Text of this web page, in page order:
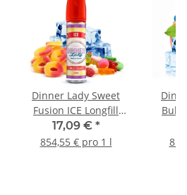
Dinner Lady Sweet
Fusion ICE Longfill
Aroma
17,09 € *
854,55 € pro 1 l